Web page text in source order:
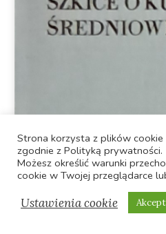
Strona korzysta z plików cookie
zgodnie z Polityką prywatności.
Możesz określić warunki
cookie w Twojej przeglądarce
Ustawienia cookie